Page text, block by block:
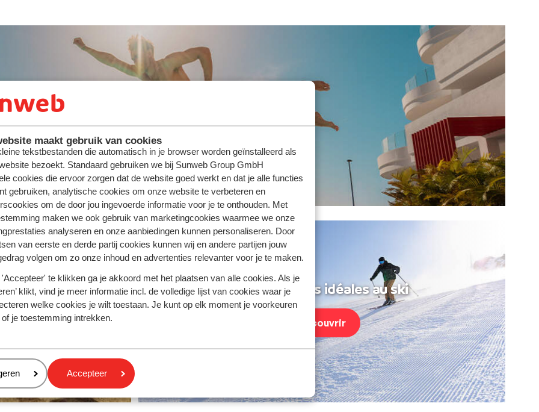
maakt gebruik van cookies
tekstbestanden die automatisch in je browser worden geïnstalleerd als
bezoekt. Standaard gebruiken we bij Sunweb Group GmbH
cookies die ervoor zorgen dat de website goed werkt en dat je alle functies
gebruiken, analytische cookies om onze website te verbeteren en
om de door jou ingevoerde informatie voor je te onthouden. Met
maken we ook gebruik van marketingcookies waarmee we onze
analyseren en onze aanbiedingen kunnen personaliseren. Door
van eerste en derde partij cookies kunnen wij en andere partijen jouw
volgen om zo onze inhoud en advertenties relevanter voor je te maken.
'Accepteer' te klikken ga je akkoord met het plaatsen van alle cookies. Als je
klikt, vind je meer informatie incl. de volledige lijst van cookies waar je
welke cookies je wilt toestaan. Je kunt op elk moment je voorkeuren
je toestemming intrekken.
Accepteer
: jusqu'à -300 €/pers.
soleil Vos vacances idéales au ski
Découvrir